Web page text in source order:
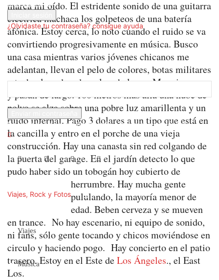
tu contraseña
¿Olvidaste tu contraseña? consigue ayuda
Recuperación de contraseña
Recupera tu contraseña
tu correo electrónico
Se te ha enviado una contraseña por correo electrónico.
Viajes, Rock y Fotos
Viajes
Música
marca mi oído. El estridente sonido de una guitarra
eléctrica machaca los golpeteos de una batería
afónica. Estoy cerca, lo noto cuando el ruido se va
convirtiendo progresivamente en música. Busco
una casa mientras varios jóvenes chicanos me
adelantan, llevan el pelo de colores, botas militares
y tachuelas adosadas a los chalecos. Me miran raro
y pasan de largo. 100 metros más allá una nube de
polvo se alza sobre una pobre luz amarillenta y un
ruido infernal. Pago 3 dolares a un tipo que está en
la cancilla y entro en el porche de una vieja
construcción. Hay una canasta sin red colgando de
la puerta del garage. En el jardín detecto lo que
pudo haber sido un tobogán hoy cubierto de
herrumbre. Hay mucha gente
pululando, la mayoría menor de
edad. Beben cerveza y se mueven
en trance. No hay escenario, ni equipo de sonido,
ni fans, sólo gente tocando y chicos moviéndose en
circulo y haciendo pogo. Hay concierto en el patio
trasero. Estoy en el Este deLos Ángeles., el East
Los.